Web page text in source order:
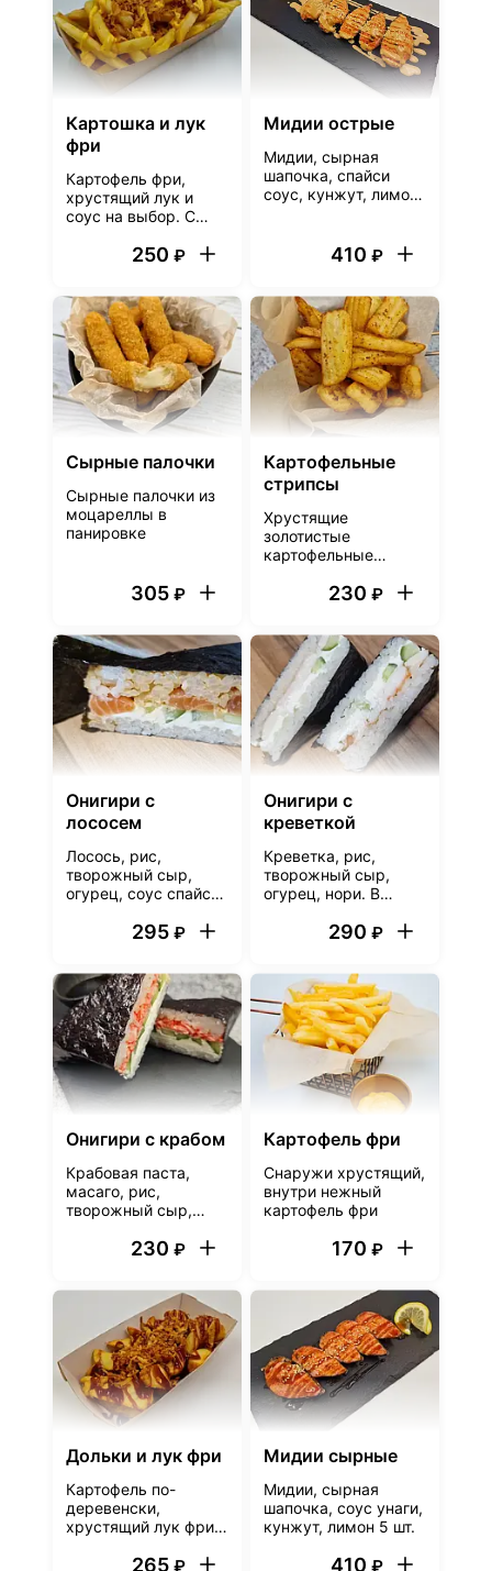
Картошка и лук
фри
Картофель фри,
хрустящий лук и
соус на выбор. С
вкуснее! :)250 ₽
Мидии острые
Мидии, сырная
шапочка, спайси
соус, кунжут, лимон
410 ₽
Сырные палочки
Сырные палочки из
моцареллы в
панировке
305 ₽
Картофельные
стрипсы
Хрустящие
золотистые
картофельные
черным перцем
230 ₽
Онигири с
лососем
Лосось, рис,
творожный сыр,
огурец, соус спайси,
входит соевый соус
295 ₽
Онигири с
креветкой
Креветка, рис,
творожный сыр,
огурец, нори. В
соевый соус в
290 ₽
Онигири с крабом
Крабовая паста,
масаго, рис,
творожный сыр,
комплект входит
230 ₽
Картофель фри
Снаружи хрустящий,
внутри нежный
картофель фри
170 ₽
Дольки и лук фри
Картофель по-
деревенски,
хрустящий лук фри и
Разнообразь вкус с
265 ₽
Мидии сырные
Мидии, сырная
шапочка, соус унаги,
кунжут, лимон 5 шт.
410 ₽